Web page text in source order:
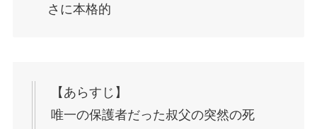
さに本格的
【あらすじ】
唯一の保護者だった叔父の突然の死